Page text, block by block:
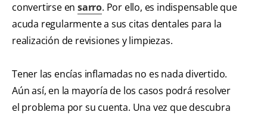
convertirse ensarro. Por ello, es indispensable que
acuda regularmente a sus citas dentales para la
realización de revisiones y limpiezas.
Tener las encías inflamadas no es nada divertido.
Aún así, en la mayoría de los casos podrá resolver
el problema por su cuenta. Una vez que descubra